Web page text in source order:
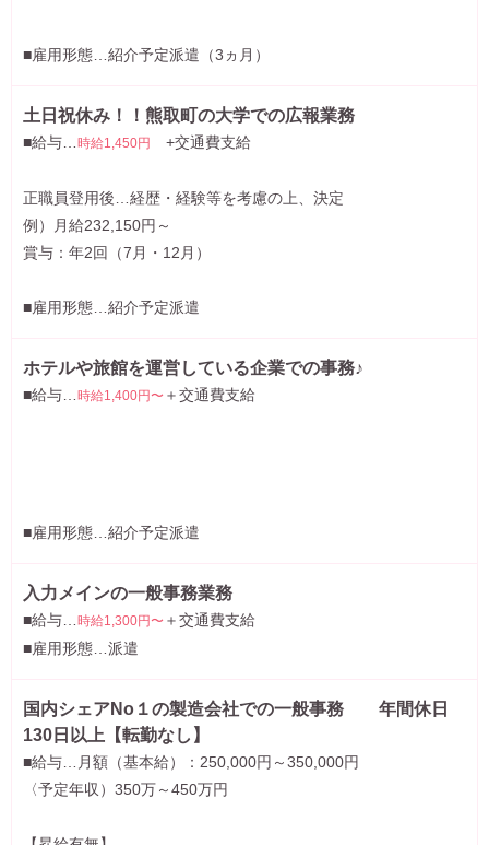
■雇用形態…紹介予定派遣（3ヵ月）
土日祝休み！！熊取町の大学での広報業務
■給与… 時給1,450円 +交通費支給
正職員登用後…経歴・経験等を考慮の上、決定
例）月給232,150円～
賞与：年2回（7月・12月）
■雇用形態…紹介予定派遣
ホテルや旅館を運営している企業での事務♪
■給与… 時給1,400円〜 ＋交通費支給
■雇用形態…紹介予定派遣
入力メインの一般事務業務
■給与… 時給1,300円〜 ＋交通費支給
■雇用形態…派遣
国内シェアNo１の製造会社での一般事務 年間休日
130日以上【転勤なし】
■給与…月額（基本給）：250,000円～350,000円
〈予定年収）350万～450万円